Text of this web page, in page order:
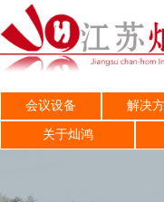
会议设备 解决
关于灿鸿